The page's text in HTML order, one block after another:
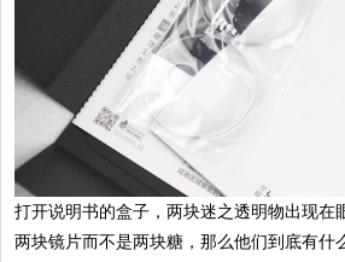
打开说明书的盒子，两块迷之透明物出现在
两块镜片而不是两块糖，那么他们到底有什